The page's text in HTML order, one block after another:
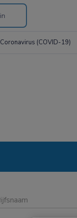
Coronavirus (COVID-19)